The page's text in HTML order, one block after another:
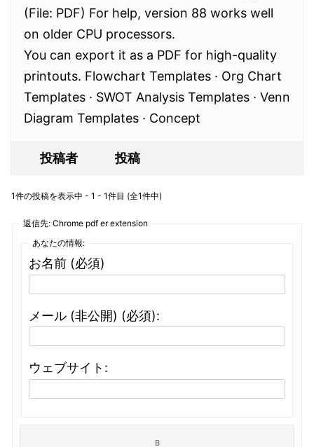
(File: PDF) For help, version 88 works well
on older CPU processors.
You can export it as a PDF for high-quality
printouts. Flowchart Templates · Org Chart
Templates · SWOT Analysis Templates · Venn
Diagram Templates · Concept
投稿者 投稿
1件の投稿を表示中 - 1 - 1件目 (全1件中)
返信先: Chrome pdf er extension
あなたの情報:
お名前 (必須)
メール (非公開) (必須):
ウェブサイト: